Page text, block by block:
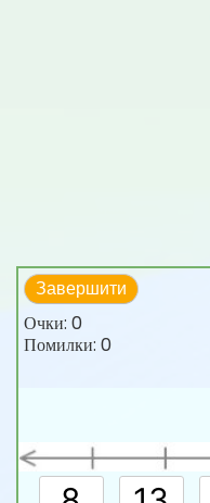
Завершити
Очки: 0
Помилки: 0